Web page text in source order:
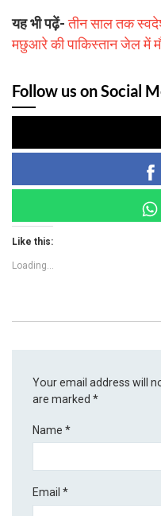
यह भी पढ़ें- तीन साल तक
मछुआरे की पाकिस्तान जेल में
Follow us on Social
Like this:
Loading...
Your email address will
are marked*
Name*
Email*